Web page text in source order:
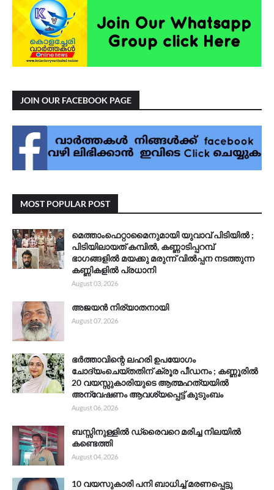
JOIN OUR FACEBOOK PAGE
MOST POPULAR POST
മെത്താംഫെറ്റാമൈനുമായി യുവാവ് പിടിയിൽ ;
പിടിയിലായത് കമ്പിൽ, കണ്ണാടിപ്പറമ്പ്
ഭാഗങ്ങളിൽ മയക്കു മരുന്ന് വിൽപ്പന നടത്തുന്ന
കണ്ണികളിൽ പ്രധാനി
August 03, 2026
അജയൻ നിര്യാതനായി
August 07, 2026
ഭർത്താവിന്റെ ലഹരി ഉപയോഗം
ചോദ്യംചെയ്തതിന് ക്രൂര പീഡനം ; കണ്ണൂരിൽ
20 വയസ്സുകാരിയുടെ ആത്മഹത്യയിൽ
അന്വേഷണം ആവശ്യപ്പെട്ട് കുടുംബം
August 06, 2026
ബസ്സിനുള്ളിൽ ഡ്രൈവറെ മരിച്ച നിലയിൽ
കണ്ടെത്തി
August 04, 2026
10 വയസുകാരി പനി ബാധിച്ച് മരണപ്പെട്ടു